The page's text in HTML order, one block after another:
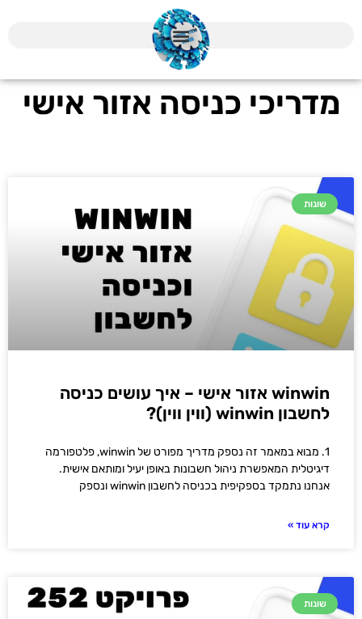
מדריכי כניסה אזור אישי
שונות
winwin אזור אישי – איך עושים כניסה
לחשבון winwin (ווין ווין)?
1. מבוא במאמר זה נספק מדריך מפורט של winwin, פלטפורמה
דיגיטלית המאפשרת ניהול חשבונות באופן יעיל ומותאם אישית.
אנחנו נתמקד בספקיפית בכניסה לחשבון winwin ונספק
קרא עוד »
שונות